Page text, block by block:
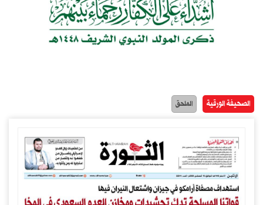
الصحيفة الورقية الملحق